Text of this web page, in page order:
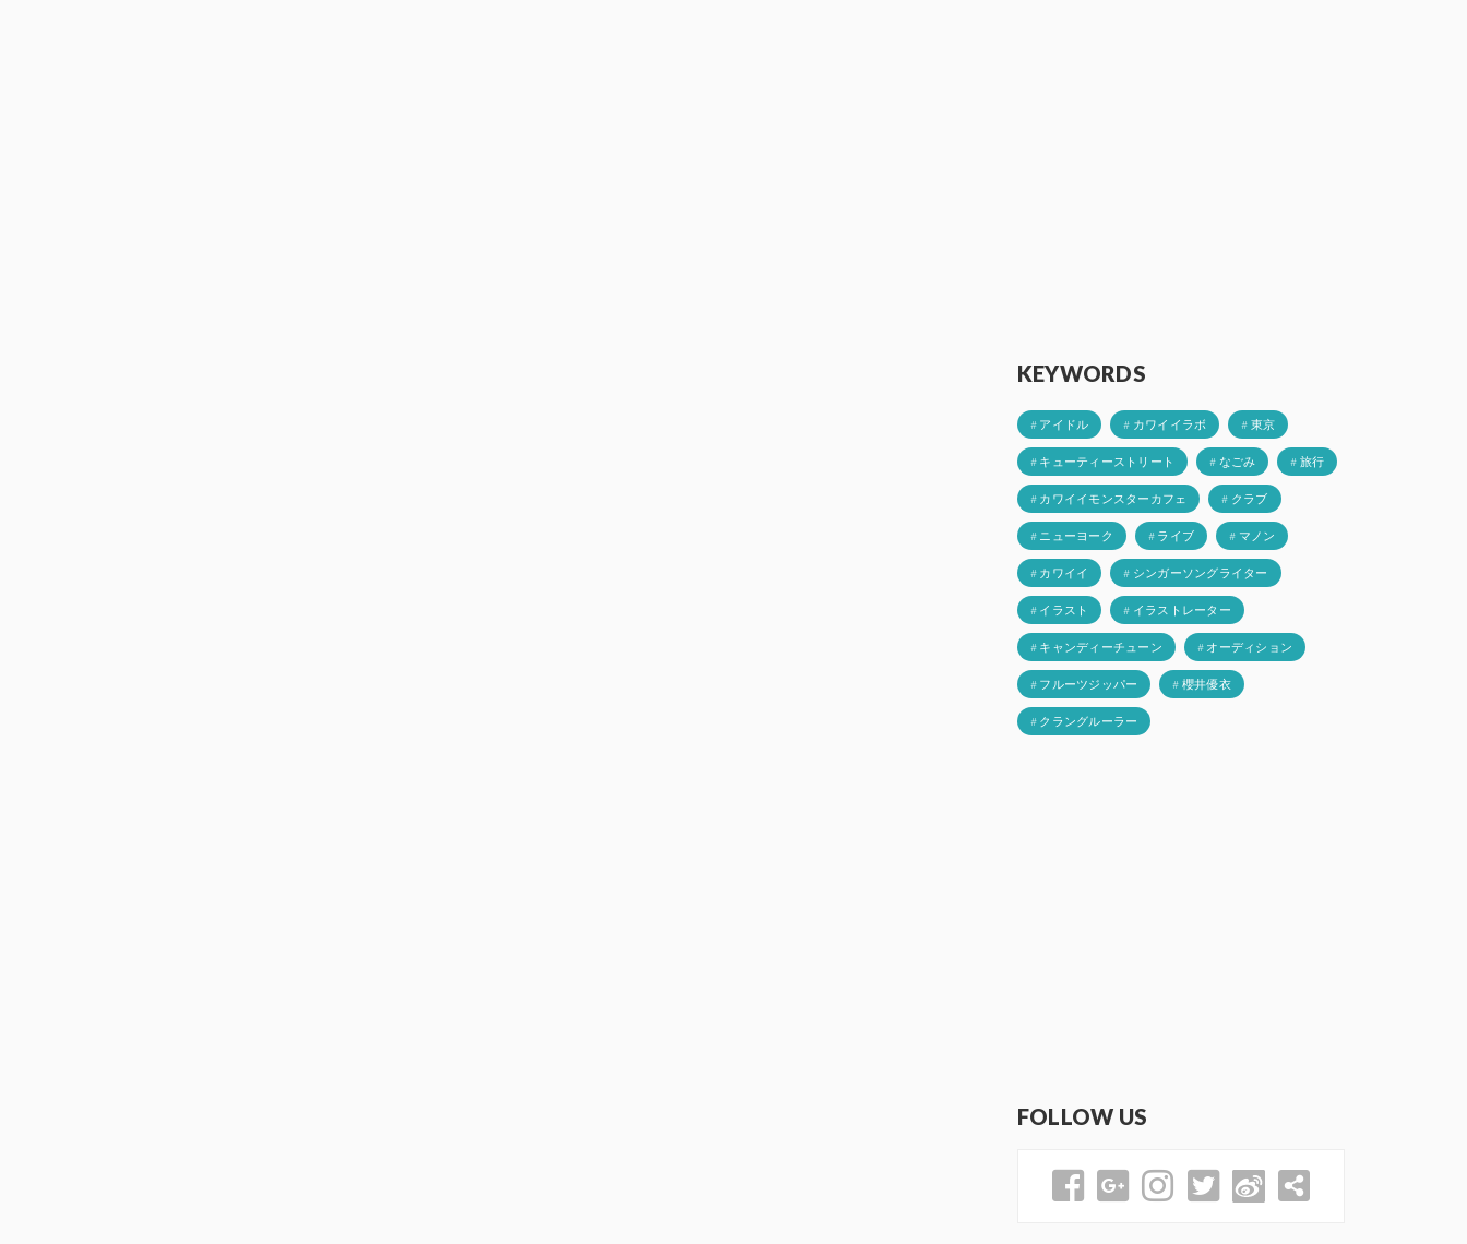
KEYWORDS
# アイドル # カワイイラボ # 東京
# キューティーストリート # なごみ # 旅行
# カワイイモンスターカフェ # クラブ
# ニューヨーク # ライブ # マノン
# カワイイ # シンガーソングライター
# イラスト # イラストレーター
# キャンディーチューン # オーディション
# フルーツジッパー # 櫻井優衣
# クラングルーラー
FOLLOW US